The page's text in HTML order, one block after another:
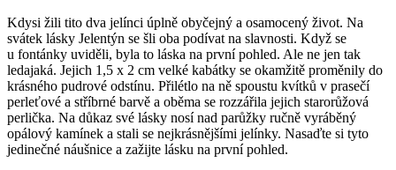
Kdysi žili tito dva jelínci úplně obyčejný a osamocený život. Na
svátek lásky Jelentýn se šli oba podívat na slavnosti. Když se
u fontánky uviděli, byla to láska na první pohled. Ale ne jen tak
ledajaká. Jejich 1,5 x 2 cm velké kabátky se okamžitě proměnily do
krásného pudrové odstínu. Přilétlo na ně spoustu kvítků v prasečí
perleťové a stříbrné barvě a oběma se rozzářila jejich starorůžová
perlička. Na důkaz své lásky nosí nad parůžky ručně vyráběný
opálový kamínek a stali se nejkrásnějšími jelínky. Nasaďte si tyto
jedinečné náušnice a zažijte lásku na první pohled.